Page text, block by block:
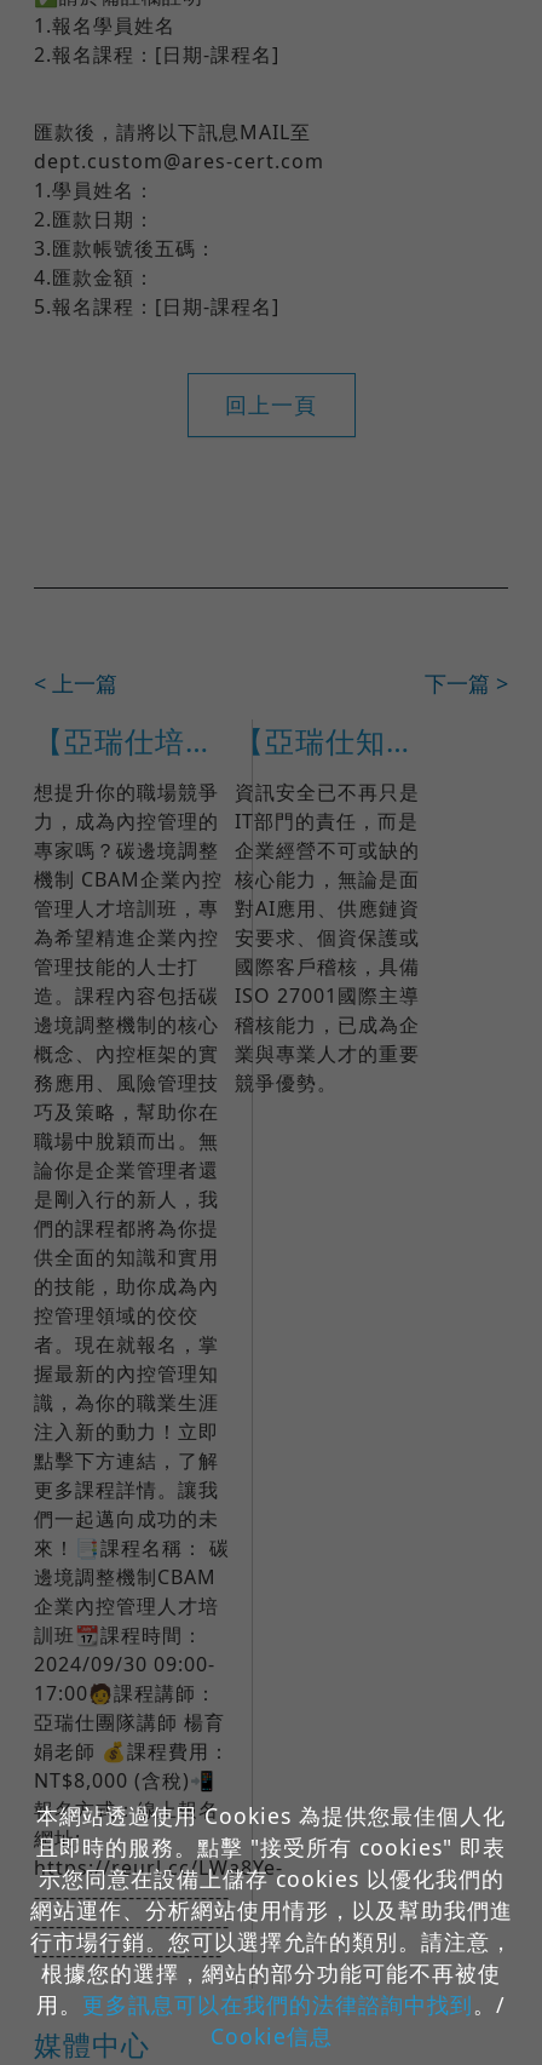
媒體中心
1.報名學員姓名
2.報名課程：[日期-課程名]
匯款後，請將以下訊息MAIL至
dept.custom@ares-cert.com
1.學員姓名：
2.匯款日期：
3.匯款帳號後五碼：
4.匯款金額：
5.報名課程：[日期-課程名]
回上一頁
< 上一篇 下一篇 >
【亞瑞仕培訓課程】碳邊境調整機制 CBAM企業內控管理人才培訓班
想提升你的職場競爭
力，成為內控管理的
專家嗎？碳邊境調整
機制 CBAM企業內控
管理人才培訓班，專
為希望精進企業內控
管理技能的人士打
造。課程內容包括碳
邊境調整機制的核心
概念、內控框架的實
務應用、風險管理技
巧及策略，幫助你在
職場中脫穎而出。無
論你是企業管理者還
是剛入行的新人，我
們的課程都將為你提
供全面的知識和實用
的技能，助你成為內
控管理領域的佼佼
者。現在就報名，掌
握最新的內控管理知
識，為你的職業生涯
注入新的動力！立即
點擊下方連結，了解
更多課程詳情。讓我
們一起邁向成功的未
來！📑課程名稱： 碳
邊境調整機制CBAM
企業內控管理人才培
訓班📆課程時間：
2024/09/30 09:00-
17:00🧑課程講師：
亞瑞仕團隊講師 楊育
娟老師 💰課程費用：
NT$8,000 (含稅)📲
報名方式：線上報名
網址:
https://reurl.cc/LWa8Ye-
---------------------------
---------------------------
--------------------------
【亞瑞仕知識學苑】ISO 27001:2022國際IRCA主導稽核員訓練課程(課程編號 17791)
資訊安全已不再只是
IT部門的責任，而是
企業經營不可或缺的
核心能力，無論是面
對AI應用、供應鏈資
安要求、個資保護或
國際客戶稽核，具備
ISO 27001國際主導
稽核能力，已成為企
業與專業人才的重要
競爭優勢。
本網站透過使用 Cookies 為提供您最佳個人化
且即時的服務。點擊 "接受所有 cookies" 即表
示您同意在設備上儲存 cookies 以優化我們的
網站運作、分析網站使用情形，以及幫助我們進
行市場行銷。您可以選擇允許的類別。請注意，
根據您的選擇，網站的部分功能可能不再被使
用。 更多訊息可以在我們的法律諮詢中找到。/
Cookie信息